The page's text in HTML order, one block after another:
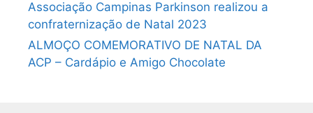
Associação Campinas Parkinson realizou a
confraternização de Natal 2023
ALMOÇO COMEMORATIVO DE NATAL DA
ACP – Cardápio e Amigo Chocolate